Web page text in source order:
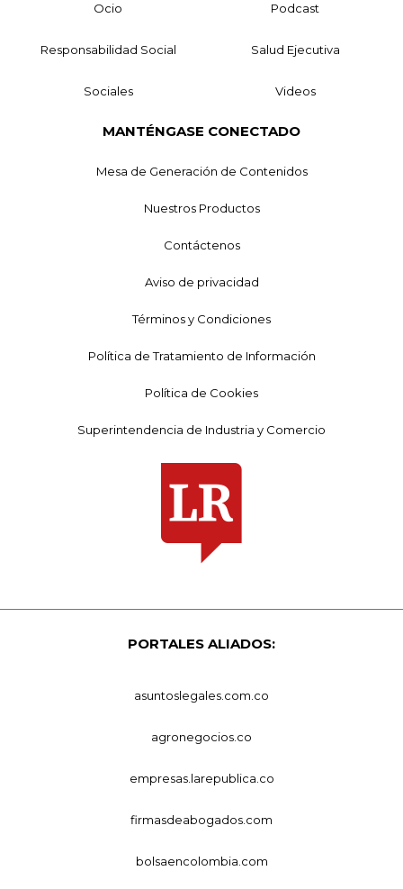
Ocio Podcast
Responsabilidad Social Salud Ejecutiva
Sociales Videos
MANTÉNGASE CONECTADO
Mesa de Generación de Contenidos
Nuestros Productos
Contáctenos
Aviso de privacidad
Términos y Condiciones
Política de Tratamiento de Información
Política de Cookies
Superintendencia de Industria y Comercio
PORTALES ALIADOS:
asuntoslegales.com.co
agronegocios.co
empresas.larepublica.co
firmasdeabogados.com
bolsaencolombia.com